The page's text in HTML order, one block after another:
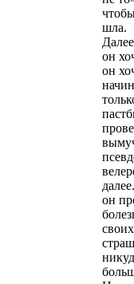
шла.
он
он
он